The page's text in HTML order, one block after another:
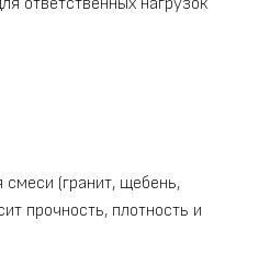
(гранит, щебень,
прочность, плотность и